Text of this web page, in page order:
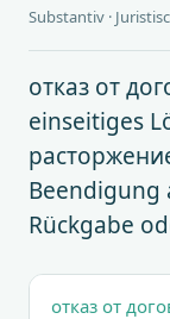
Substantiv ·
отказ от
einseitiges
Beendigung
Rückgabe
отказ от